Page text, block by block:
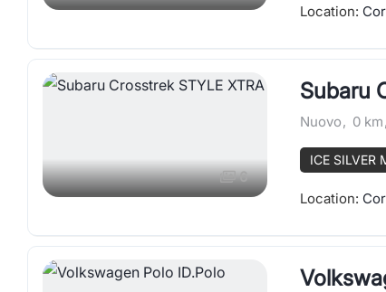
Location:
6
Subaru
Nuovo, 0 km,
ICE SILVER
Location: